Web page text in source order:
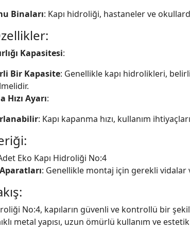
Binaları: Kapı hidroliği, hastaneler ve
Kapasitesi:
Bir Kapasite: Genellikle kapı hidrolikleri,
Hızı Ayarı:
: Kapı kapanma hızı, kullanım
Eko Kapı Hidroliği No:4
: Genellikle montaj için gerekli vidalar
No:4, kapıların güvenli ve kontrollü bir
metal yapısı, uzun ömürlü kullanım ve